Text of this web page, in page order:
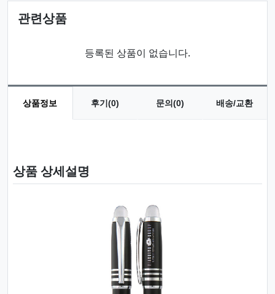
관련상품
등록된 상품이 없습니다.
상품정보 후기(0) 문의(0) 배송/교환
상품 상세설명